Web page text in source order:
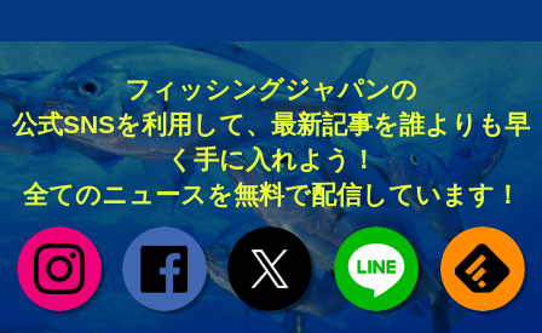
フィッシングジャパンの
公式SNSを利用して、最新記事を誰よりも早
く手に入れよう！
全てのニュースを無料で配信しています！